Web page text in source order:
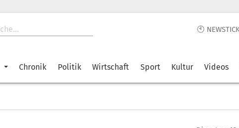
🕙
Chronik Politik Wirtschaft Sport Kultur Videos